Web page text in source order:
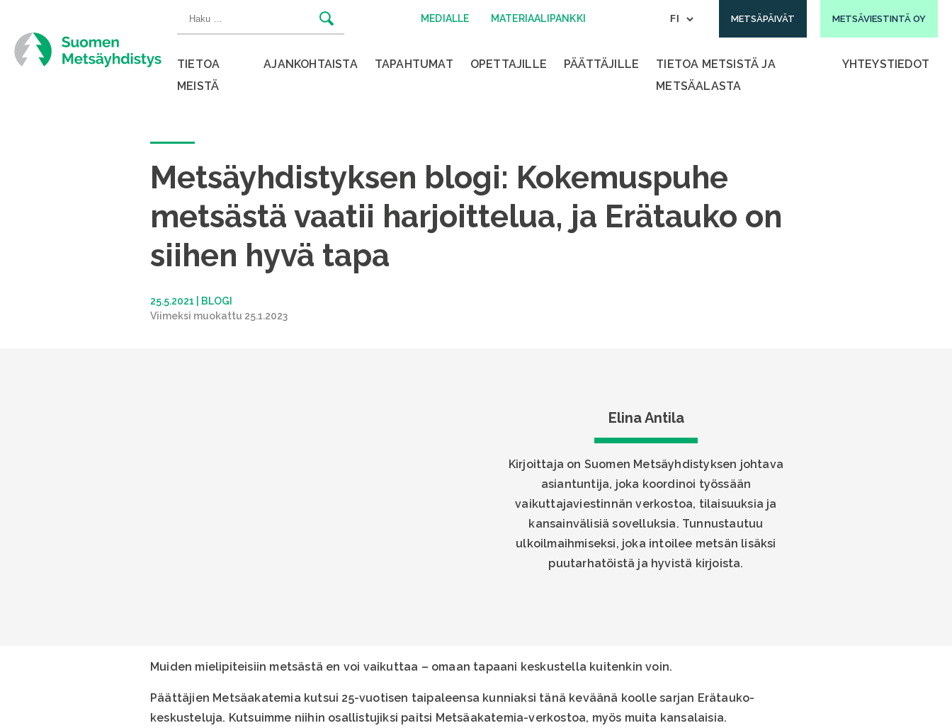
sisältöön
Haku: MEDIALLE MATERIAALIPANKKI METSÄPÄIVÄT METSÄVIESTINTÄ OY
TIETOA
MEISTÄ
AJANKOHTAISTA TAPAHTUMAT OPETTAJILLE PÄÄTTÄJILLE
TIETOA METSISTÄ JA
METSÄALASTA
YHTEYSTIEDOT
Metsäyhdistyksen blogi: Kokemuspuhe
metsästä vaatii harjoittelua, ja Erätauko on
siihen hyvä tapa
25.5.2021
BLOGI
Viimeksi muokattu 25.1.2023
Elina Antila
Kirjoittaja on Suomen Metsäyhdistyksen johtava
asiantuntija, joka koordinoi työssään
vaikuttajaviestinnän verkostoa, tilaisuuksia ja
kansainvälisiä sovelluksia. Tunnustautuu
ulkoilmaihmiseksi, joka intoilee metsän lisäksi
puutarhatöistä ja hyvistä kirjoista.
Muiden mielipiteisiin metsästä en voi vaikuttaa – omaan tapaani keskustella kuitenkin voin.
Päättäjien Metsäakatemia kutsui 25-vuotisen taipaleensa kunniaksi tänä keväänä koolle sarjan Erätauko-
keskusteluja. Kutsuimme niihin osallistujiksi paitsi Metsäakatemia-verkostoa, myös muita kansalaisia.